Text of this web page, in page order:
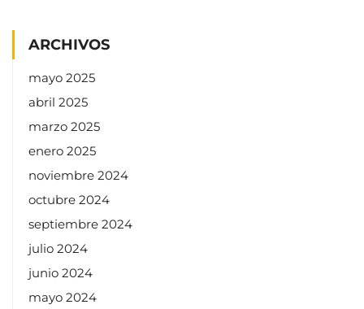
ARCHIVOS
mayo 2025
abril 2025
marzo 2025
enero 2025
noviembre 2024
octubre 2024
septiembre 2024
julio 2024
junio 2024
mayo 2024